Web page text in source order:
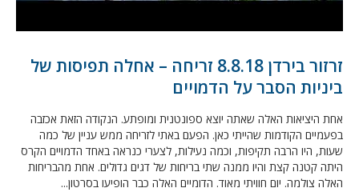
זרזור בירדן 8.8.18 זריחה – אחלה תפיסות של
ביניות הסבר על הדמויים
אחת היציאות האלה שאתה יוצא ספונטנית ומופתע. הנקודה הזאת אכזבה
בפעמיים הקודמות שהייתי כאן. הפעם באתי לזריחה ממש עניין של כמה
שעות, היו הרבה תקיפות, וכמה נעילות, לצערי כנראה באחד הדמויים הקרס
היתה קטנה קצת והיו ממנה שתי בריחות של דגים גדולים. אחת מהבריחות
האלה צולמה. יום חוויתי מאוד. הדומיים האלה כבר הופיעו בסרטון...